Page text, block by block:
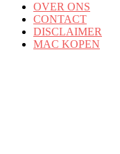
OVER ONS
CONTACT
DISCLAIMER
MAC KOPEN